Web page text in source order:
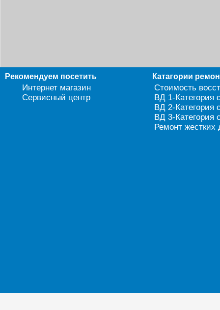
Рекомендуем посетить
Интернет магазин
Сервисный центр
Катагории
Стоимость
ВД 1-Категория
ВД 2-Категория
ВД 3-Категория
Ремонт жестких